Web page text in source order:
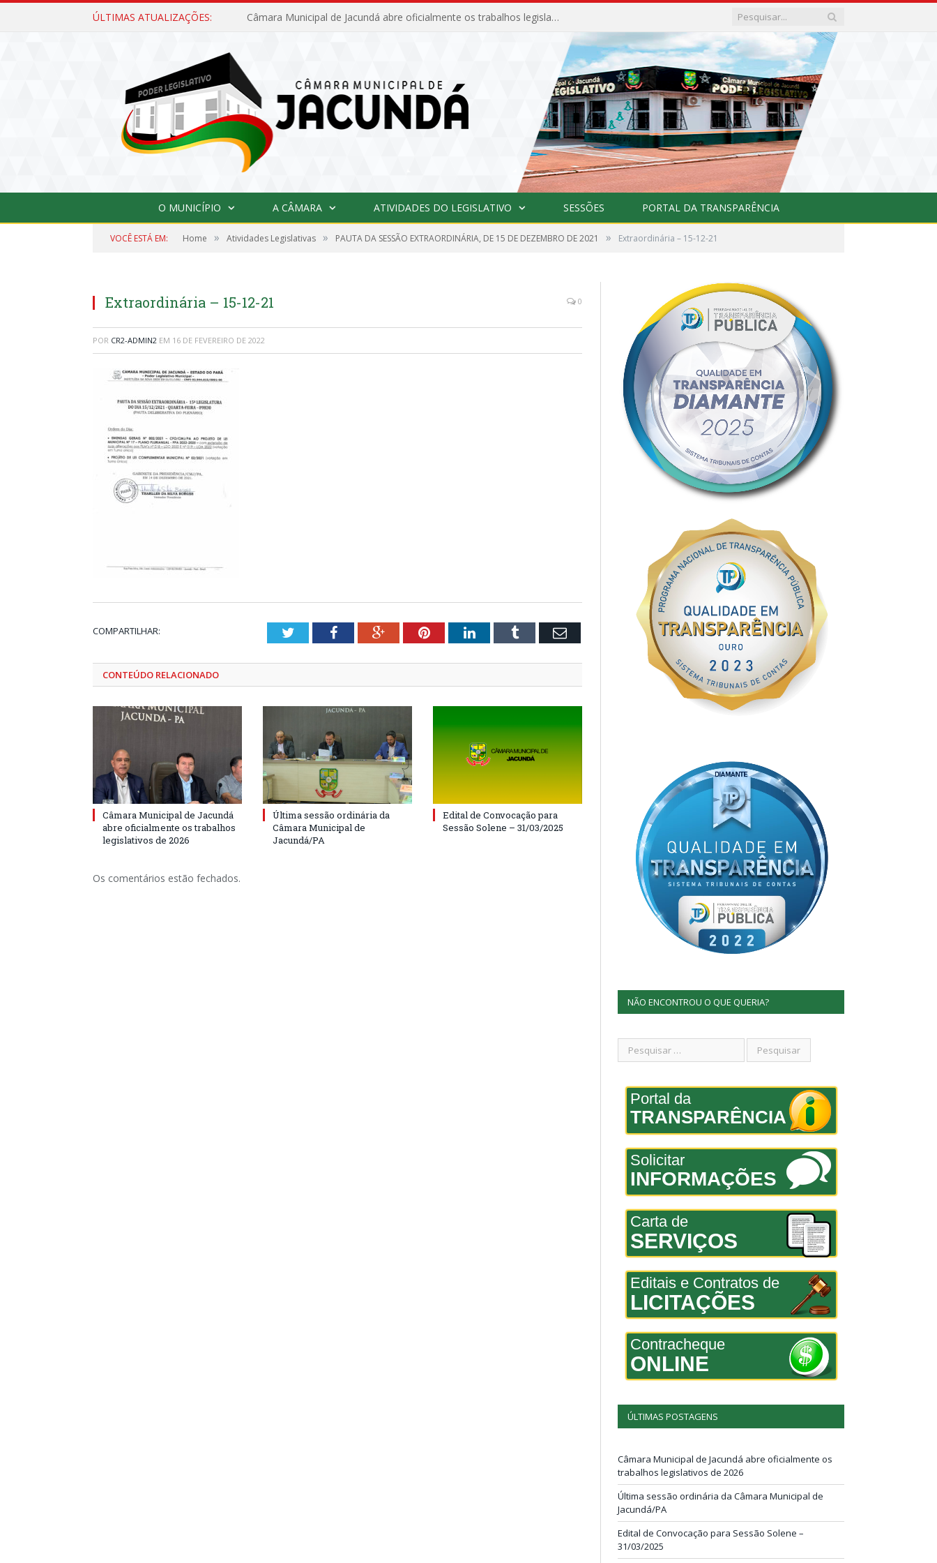
ÚLTIMAS ATUALIZAÇÕES: Câmara Municipal de Jacundá abre oficialmente os trabalhos legislativos de 2026
O MUNICÍPIO A CÂMARA ATIVIDADES DO LEGISLATIVO SESSÕES PORTAL DA TRANSPARÊNCIA
VOCÊ ESTÁ EM: Home » Atividades Legislativas » PAUTA DA SESSÃO EXTRAORDINÁRIA, DE 15 DE DEZEMBRO DE 2021 » Extraordinária – 15-12-21
Extraordinária – 15-12-21 0
POR CR2-ADMIN2 EM 16 DE FEVEREIRO DE 2022
COMPARTILHAR: TwitterFacebookGoogle+PinterestLinkedInTumblr Email
CONTEÚDO RELACIONADO
Câmara Municipal de Jacundá
abre oficialmente os trabalhos
legislativos de 2026
Última sessão ordinária da
Câmara Municipal de
Jacundá/PA
Edital de Convocação para
Sessão Solene – 31/03/2025
Os comentários estão fechados.
NÃO ENCONTROU O QUE QUERIA?
Portal da
TRANSPARÊNCIA
Solicitar
INFORMAÇÕES
Carta de
SERVIÇOS
Editais e Contratos de
LICITAÇÕES
Contracheque
ONLINE
ÚLTIMAS POSTAGENS
Câmara Municipal de Jacundá abre oficialmente os
trabalhos legislativos de 2026
Última sessão ordinária da Câmara Municipal de
Jacundá/PA
Edital de Convocação para Sessão Solene –
31/03/2025